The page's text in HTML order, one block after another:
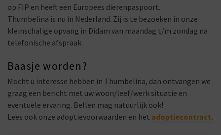
op FIP en heeft een Europees dierenpaspoort.
Thumbelina is nu in Nederland. Zij is te bezoeken in onze
kleinschalige opvang in Didam van maandag t/m zondag na
telefonische afspraak.
Baasje worden?
Mocht u interesse hebben in Thumbelina, dan ontvangen we
graag een bericht met uw woon/leef/werk situatie en
eventuele ervaring. Bellen mag natuurlijk ook!
Lees ook onze adoptievoorwaarden en het adoptiecontract.